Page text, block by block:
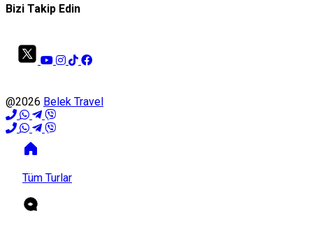
Bizi Takip Edin
@2026 Belek Travel
Tüm Turlar